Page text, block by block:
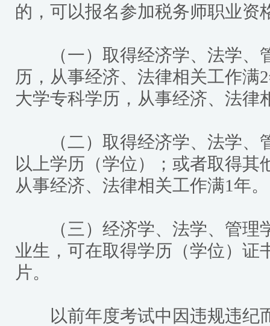
的，可以报名参加税务师职业资
（一）取得经济学、法学、
历，从事经济、法律相关工作满
大学专科学历，从事经济、法律
（二）取得经济学、法学、
以上学历（学位）；或者取得其
从事经济、法律相关工作满1年。
（三）经济学、法学、管理
业生，可在取得学历（学位）证
片。
以前年度考试中因违规违纪